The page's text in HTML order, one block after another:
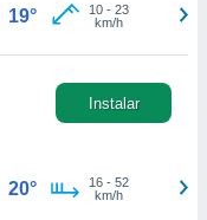
19° 10- 23
km/h
Instalar
20° 16- 52
km/h